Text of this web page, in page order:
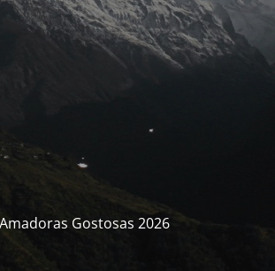
Gostosas 2026